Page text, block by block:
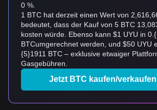
0 %.
1 BTC hat derzeit einen Wert von
bedeutet, dass der Kauf von 5 BTC
kosten würde. Ebenso kann $1 UYU in
BTCumgerechnet werden, und $50 UYU
{5}1911 BTC – exklusive etwaiger
Gasgebühren.
Jetzt BTC kaufen/verkaufen